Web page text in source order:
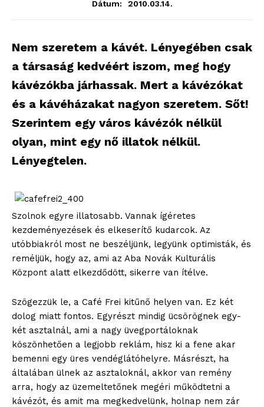
Dátum: 2010.03.14.
Nem szeretem a kávét. Lényegében csak
a társaság kedvéért iszom, meg hogy
kávézókba járhassak. Mert a kávézókat
és a kávéházakat nagyon szeretem. Sőt!
Szerintem egy város kávézók nélkül
olyan, mint egy nő illatok nélkül.
Lényegtelen.
Szolnok egyre illatosabb. Vannak ígéretes
kezdeményezések és elkeserítő kudarcok. Az
utóbbiakról most ne beszéljünk, legyünk optimisták, és
reméljük, hogy az, ami az Aba Novák Kulturális
Központ alatt elkezdődött, sikerre van ítélve.
Szögezzük le, a Café Frei kitűnő helyen van. Ez két
dolog miatt fontos. Egyrészt mindig ücsörögnek egy-
két asztalnál, ami a nagy üvegportáloknak
köszönhetően a legjobb reklám, hisz ki a fene akar
bemenni egy üres vendéglátóhelyre. Másrészt, ha
általában ülnek az asztaloknál, akkor van remény
arra, hogy az üzemeltetőnek megéri működtetni a
kávézót, és amit ma megkedvelünk, holnap nem zár